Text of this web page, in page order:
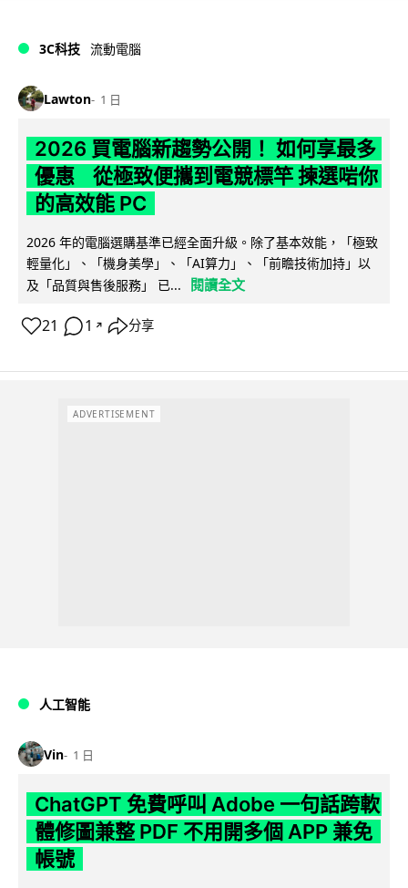
3C科技 流動電腦
Lawton 1 日
2026 買電腦新趨勢公開！ 如何享最多
優惠 從極致便攜到電競標竿 揀選啱你
的高效能 PC
2026 年的電腦選購基準已經全面升級。除了基本效能，「極致
輕量化」、「機身美學」、「AI算力」、「前瞻技術加持」以
及「品質與售後服務」 已...
閱讀全文
21 1 ↗ 分享
ADVERTISEMENT
人工智能
Vin 1 日
ChatGPT 免費呼叫 Adobe 一句話跨軟
體修圖兼整 PDF 不用開多個 APP 兼免
帳號